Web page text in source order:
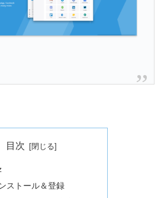
目次
ストール＆登録